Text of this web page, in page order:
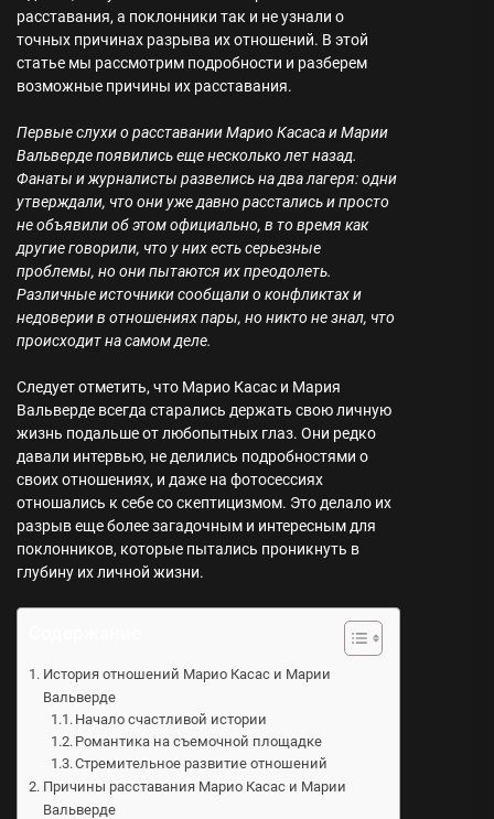
расставания, а поклонники так и не узнали о
точных причинах разрыва их отношений. В этой
статье мы рассмотрим подробности и разберем
возможные причины их расставания.
Первые слухи о расставании Марио Касаса и Марии
Вальверде появились еще несколько лет назад.
Фанаты и журналисты развелись на два лагеря: одни
утверждали, что они уже давно расстались и просто
не объявили об этом официально, в то время как
другие говорили, что у них есть серьезные
проблемы, но они пытаются их преодолеть.
Различные источники сообщали о конфликтах и
недоверии в отношениях пары, но никто не знал, что
происходит на самом деле.
Следует отметить, что Марио Касас и Мария
Вальверде всегда старались держать свою личную
жизнь подальше от любопытных глаз. Они редко
давали интервью, не делились подробностями о
своих отношениях, и даже на фотосессиях
отношались к себе со скептицизмом. Это делало их
разрыв еще более загадочным и интересным для
поклонников, которые пытались проникнуть в
глубину их личной жизни.
История отношений Марио Касас и Марии
Вальверде
Начало счастливой истории
Романтика на съемочной площадке
Стремительное развитие отношений
Причины расставания Марио Касас и Марии
Вальверде